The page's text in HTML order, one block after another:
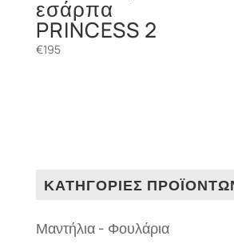
εσάρπα
PRINCESS 2
€195
ΚΑΤΗΓΟΡΙΕΣ
Μαντήλια - Φουλάρια